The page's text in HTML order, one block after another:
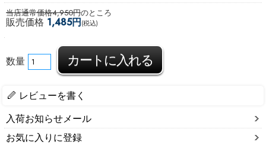
当店通常価格4,950円のところ
販売価格 1,485円(税込)
数量
レビューを書く
入荷お知らせメール
お気に入りに登録